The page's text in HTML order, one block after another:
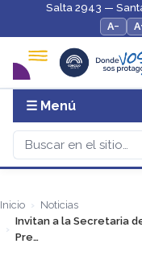
Salta 2943 —
A−
☰ Menú
Inicio
Noticias
Invitan a la Secretaria
Pre…